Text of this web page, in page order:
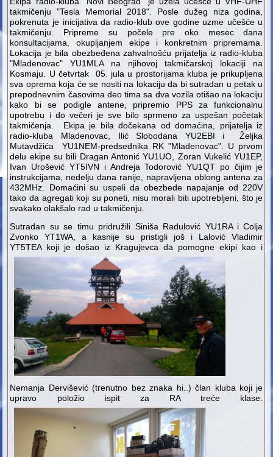
takmičenju "Tesla Memorial 2018". Posle dužeg niza godina,
pokrenuta je inicijativa da radio-klub ove godine uzme učešće u
takmičenju. Pripreme su počele pre oko mesec dana
konsultacijama, okupljanjem ekipe i konkretnim pripremama.
Lokacija je bila obezbeđena zahvalnošću prijatelja iz radio-kluba
"Mladenovac" YU1MLA na njihovoj takmičarskoj lokaciji na
Kosmaju. U četvrtak 05. jula u prostorijama kluba je prikupljena
sva oprema koja će se nositi na lokaciju da bi sutradan u petak u
prepodnevnim časovima deo tima sa dva vozila otišao na lokaciju
kako bi se podigle antene, pripremio PPS za funkcionalnu
upotrebu i do večeri je sve bilo sprmeno za uspešan početak
takmičenja. Ekipa je bila dočekana od domaćina, prijatelja iz
radio-kluba Mladenovac, Ilić Slobodana YU2EBI i Željka
Mutavdžića YU1NEM-predsednika RK "Mladenovac". U prvom
delu ekipe su bili Dragan Antonić YU1UO, Zoran Vukelić YU1EP,
Ivan Urošević YT5IVN i Andreja Todorović YU1QT po čijim je
instrukcijama, nedelju dana ranije, napravljena oblong antena za
432MHz. Domaćini su uspeli da obezbede napajanje od 220V
tako da agregati koji su poneti, nisu morali biti upotrebljeni, što je
svakako olakšalo rad u takmičenju.
Sutradan su se timu pridružili Siniša Radulović YU1RA i Colja
Zvonko YT1WA, a kasnije su pristigli još i Lalović Vladimir
YT5TEA koji je došao iz Kragujevca da pomogne ekipi kao i
Nemanja Dervišević (trenutno bez znaka hi..) član kluba koji je
upravo položio ispit za RA treće klase.